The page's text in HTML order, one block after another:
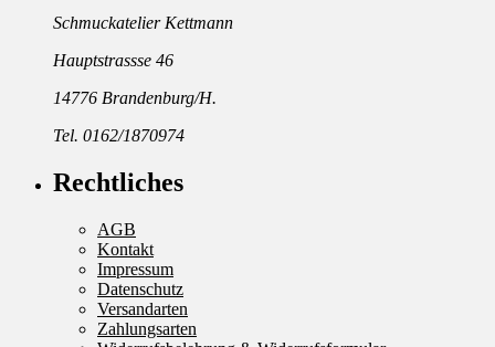
Schmuckatelier Kettmann
Hauptstrassse 46
14776 Brandenburg/H.
Tel. 0162/1870974
Rechtliches
AGB
Kontakt
Impressum
Datenschutz
Versandarten
Zahlungsarten